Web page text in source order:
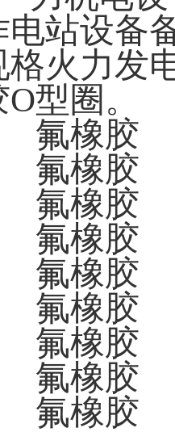
站设备
火力发
O型圈。
氟橡胶
氟橡胶
氟橡胶
氟橡胶
氟橡胶
氟橡胶
氟橡胶
氟橡胶
氟橡胶